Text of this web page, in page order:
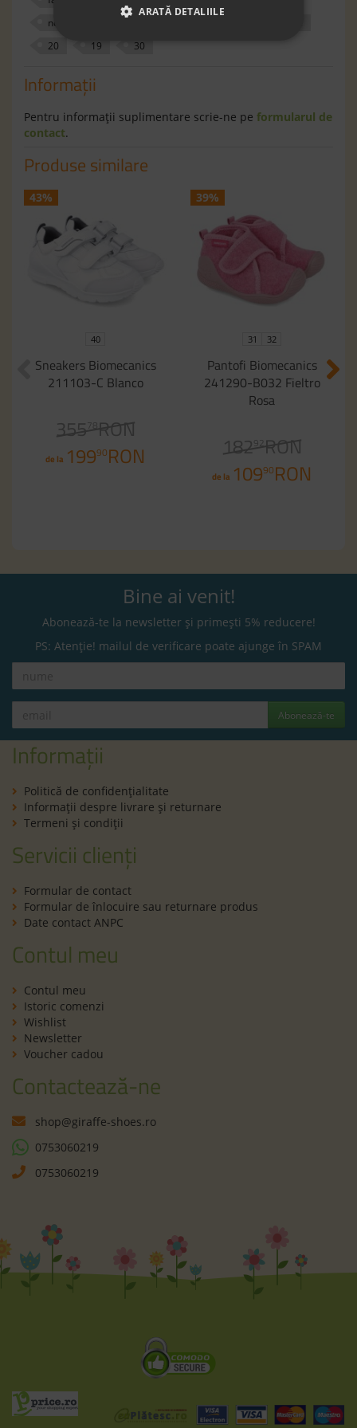
non-slip sole
20
19 30
Informaţii
Pentru informaţii suplimentare scrie-ne pe formularul de
contact.
Produse similare
43%
40
Sneakers Biomecanics
211103-C Blanco
355 78
RON
de la 19990RON
39%
31 32
Pantofi Biomecanics
241290-B032 Fieltro
Rosa
182 92RON
de la 10990RON
Bine ai venit!
Abonează-te la newsletter și primești 5% reducere!
PS: Atenție! mailul de verificare poate ajunge în SPAM
Abonează-te
Informații
Politică de confidenţialitate
Informaţii despre livrare și returnare
Termeni şi condiţii
Servicii clienți
Formular de contact
Formular de înlocuire sau returnare produs
Date contact ANPC
Contul meu
Contul meu
Istoric comenzi
Wishlist
Newsletter
Voucher cadou
Contactează-ne
shop@giraffe-shoes.ro
0753060219
0753060219
ARATĂ DETALIILE